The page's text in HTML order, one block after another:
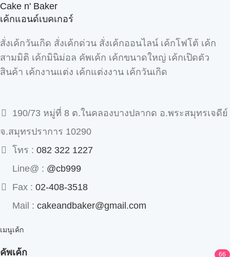
Cake n' Baker
เค้กแอนด์เบคเกอร์
สั่งเค้กวันเกิด สั่งเค้กด่วน สั่งเค้กออนไลน์ เค้กโฟโต้ เค้ก
สามมิติ เค้กมินิม่อล คัพเค้ก เค้กขนาดใหญ่ เค้กเปิดตัว
สินค้า เค้กงานแต่ง เค้กแต่งงาน เค้กวันเกิด
190/73 หมู่ที่ 8 ต.ในคลองบางปลากด อ.พระสมุทรเจดีย์
จ.สมุทรปราการ 10290
โทร : 082 322 1227
Line@ : @cb999
Fax : 02-408-3518
Mail : cakeandbaker@gmail.com
เมนูเค้ก
คัพเค้ก 66